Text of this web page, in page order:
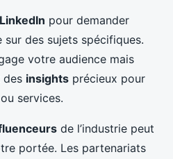
pour demander
sur des sujets spécifiques.
votre audience mais
des insights précieux pour
services.
de l’industrie peut
portée. Les partenariats